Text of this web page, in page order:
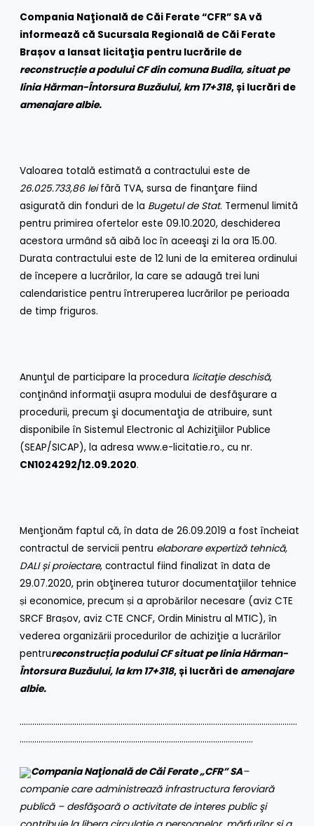
Compania Naţională de Căi Ferate “CFR” SA vă
informează că Sucursala Regională de Căi Ferate
Brașov a lansat licitaţia pentru lucrările de
reconstrucție a podului CF din comuna Budila, situat pe
linia Hărman-Întorsura Buzăului, km 17+318, și lucrări de
amenajare albie.
Valoarea totală estimată a contractului este de
26.025.733,86 leifără TVA, sursa de finanţare fiind
asigurată din fonduri de la Bugetul de Stat. Termenul limită
pentru primirea ofertelor este 09.10.2020, deschiderea
acestora urmând să aibă loc în aceeaşi zi la ora 15.00.
Durata contractului este de 12 luni de la emiterea ordinului
de începere a lucrărilor, la care se adaugă trei luni
calendaristice pentru întreruperea lucrărilor pe perioada
de timp friguros.
Anunţul de participare la procedura licitaţie deschisă,
conţinând informaţii asupra modului de desfăşurare a
procedurii, precum şi documentaţia de atribuire, sunt
disponibile în Sistemul Electronic al Achiziţiilor Publice
(SEAP/SICAP), la adresawww.e-licitatie.ro., cu nr.
CN1024292/12.09.2020.
Menţionăm faptul că, în data de 26.09.2019 a fost încheiat
contractul de servicii pentru elaborare expertiză tehnică,
DALI și proiectare, contractul fiind finalizat ȋn data de
29.07.2020, prin obţinerea tuturor documentaţiilor tehnice
ṣi economice, precum ṣi a aprobǎrilor necesare (aviz CTE
SRCF Braṣov, aviz CTE CNCF, Ordin Ministru al MTIC), ȋn
vederea organizǎrii procedurilor de achiziţie a lucrǎrilor
pentrureconstrucția podului CF situat pe linia Hărman-
Întorsura Buzăului, la km 17+318, și lucrări de amenajare
albie.
……………………………………………………………………………………………………………………
…………………………………………………………………………………………………
Compania Naţională de Căi Ferate „CFR” SA–
companie care administrează infrastructura feroviară
publică – desfăşoară o activitate de interes public şi